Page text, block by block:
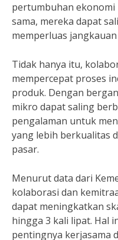
pertumbuhan ekonomi
sama, mereka dapat
memperluas
Tidak hanya itu,
mempercepat proses
produk. Dengan
mikro dapat saling
pengalaman untuk
yang lebih berkualitas
pasar.
Menurut data dari
kolaborasi dan
dapat meningkatkan
hingga 3 kali lipat. Hal
pentingnya kerjasama